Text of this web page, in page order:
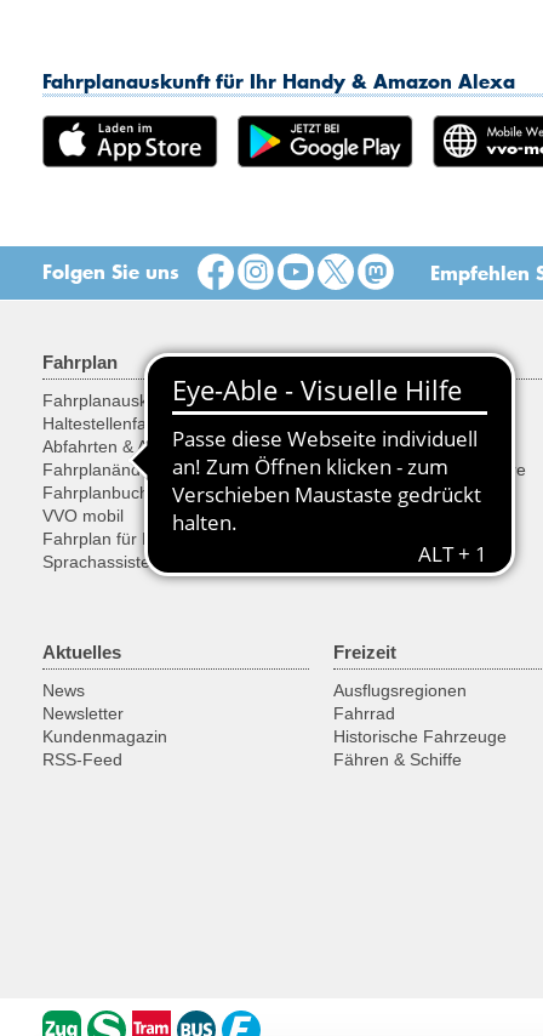
Fahrplanauskunft für Ihr Handy & Amazon Alexa
Folgen Sie uns Empfehlen
Fahrplan
Fahrplanauskunft
Haltestellenfahrplan
Abfahrten & Ankünfte
Fahrplanänderungen
Fahrplanbuch
VVO mobil
Fahrplan für Entwickler
Sprachassistent Alexa
Tarif & Tickets
Tarif
Ermäßigungen
Fahrräder, Sachen, Tiere
Ticketkauf
Aktuelles
News
Newsletter
Kundenmagazin
RSS-Feed
Freizeit
Ausflugsregionen
Fahrrad
Historische Fahrzeuge
Fähren & Schiffe